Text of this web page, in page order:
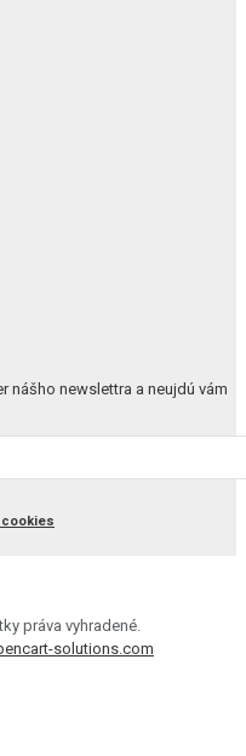
nášho newslettra a neujdú vám
práva vyhradené.
solutions.com